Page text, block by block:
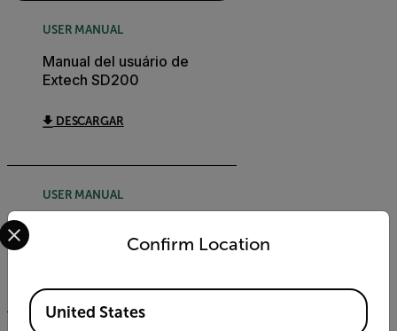
USER MANUAL
Manual del usuário de
Extech SD200
DESCARGAR
USER MANUAL
Confirm Location
Select your preferred country and language from the
Available Locations
United States